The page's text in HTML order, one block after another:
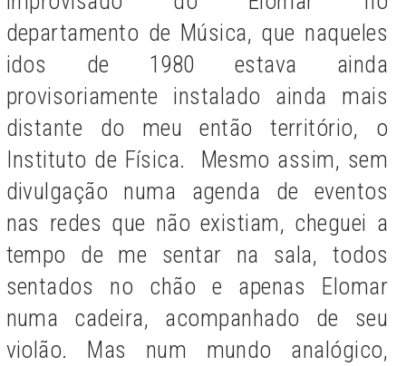
departamento de Música, que naqueles
idos de 1980 estava ainda
provisoriamente instalado ainda mais
distante do meu então território, o
Instituto de Física. Mesmo assim, sem
divulgação numa agenda de eventos
nas redes que não existiam, cheguei a
tempo de me sentar na sala, todos
sentados no chão e apenas Elomar
numa cadeira, acompanhado de seu
violão. Mas num mundo analógico,